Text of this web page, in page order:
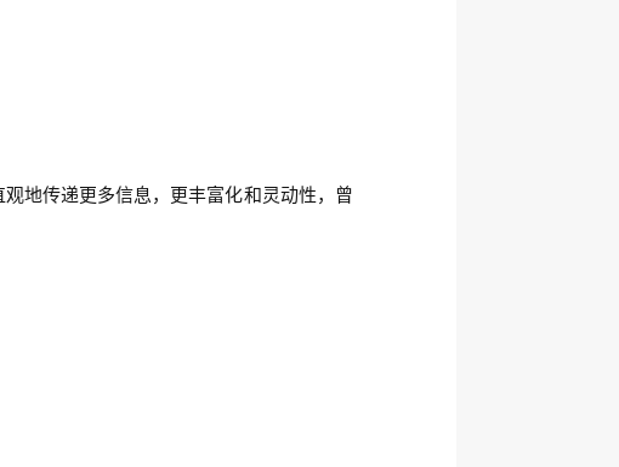
地传递更多信息，更丰富化和灵动性，曾